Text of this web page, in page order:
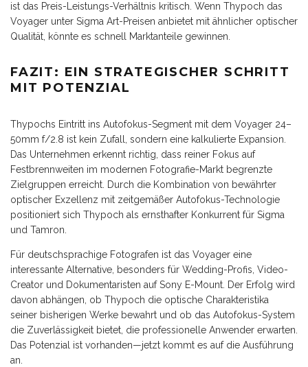
ist das Preis-Leistungs-Verhältnis kritisch. Wenn Thypoch das
Voyager unter Sigma Art-Preisen anbietet mit ähnlicher optischer
Qualität, könnte es schnell Marktanteile gewinnen.
FAZIT: EIN STRATEGISCHER SCHRITT
MIT POTENZIAL
Thypochs Eintritt ins Autofokus-Segment mit dem Voyager 24–
50mm f/2.8 ist kein Zufall, sondern eine kalkulierte Expansion.
Das Unternehmen erkennt richtig, dass reiner Fokus auf
Festbrennweiten im modernen Fotografie-Markt begrenzte
Zielgruppen erreicht. Durch die Kombination von bewährter
optischer Exzellenz mit zeitgemäßer Autofokus-Technologie
positioniert sich Thypoch als ernsthafter Konkurrent für Sigma
und Tamron.
Für deutschsprachige Fotografen ist das Voyager eine
interessante Alternative, besonders für Wedding-Profis, Video-
Creator und Dokumentaristen auf Sony E-Mount. Der Erfolg wird
davon abhängen, ob Thypoch die optische Charakteristika
seiner bisherigen Werke bewahrt und ob das Autofokus-System
die Zuverlässigkeit bietet, die professionelle Anwender erwarten.
Das Potenzial ist vorhanden—jetzt kommt es auf die Ausführung
an.